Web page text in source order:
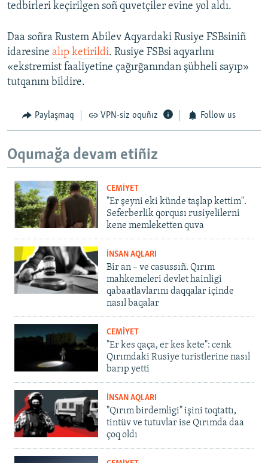
tedbirleri keçirilgen soñ quvetçiler evine yol aldı.
Daa soñra Rustem Abilev Aqyardaki Rusiye FSBsiniñ
idaresine alıp ketirildi. Rusiye FSBsi aqyarlını
«ekstremist faaliyetine çağırğanından şübheli sayıp»
tutqanını bildire.
Paylaşmaq VPN-siz oquñız Follow us
Oqumağa devam etiñiz
CEMİYET
"Er şeyni eki künde taşlap kettim".
Seferberlik qorqusı rusiyelilerni
kene memleketten quva
İNSAN AQLARI
Bir an – ve casussıñ. Qırım
mahkemeleri devlet hainligi
qabaatlavlarını daqqalar içinde
nasıl baqalar
CEMİYET
"Er kes qaça, er kes kete": cenk
Qırımdaki Rusiye turistlerine nasıl
barıp yetti
İNSAN AQLARI
"Qırım birdemligi" işini toqtattı,
tintüv ve tutuvlar ise Qırımda daa
çoq oldı